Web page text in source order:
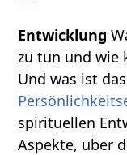
Entwicklung
zu tun und wie
Und was ist
spirituellen
Aspekte, über